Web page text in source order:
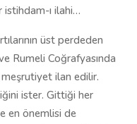
istihdam-ı ilahi…
üst perdeden
Rumeli Coğrafyasında
meşrutiyet ilan edilir.
ister. Gittiği her
en önemlisi de